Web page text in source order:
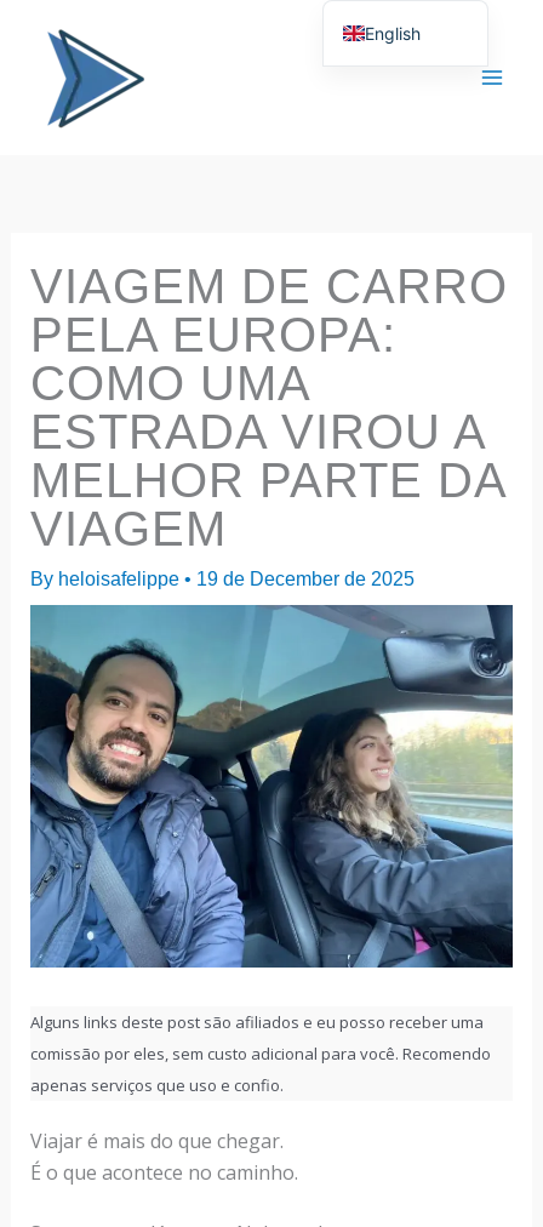
conteúdo
VIAGEM DE CARRO
PELA EUROPA:
COMO UMA
ESTRADA VIROU A
MELHOR PARTE DA
VIAGEM
By heloisafelippe • 19 de December de 2025
Alguns links deste post são afiliados e eu posso receber uma
comissão por eles, sem custo adicional para você. Recomendo
apenas serviços que uso e confio.
Viajar é mais do que chegar.
É o que acontece no caminho.
English